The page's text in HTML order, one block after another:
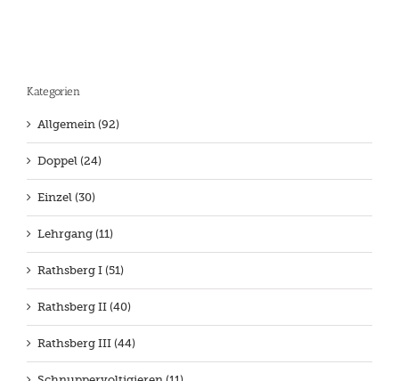
Kategorien
Allgemein (92)
Doppel (24)
Einzel (30)
Lehrgang (11)
Rathsberg I (51)
Rathsberg II (40)
Rathsberg III (44)